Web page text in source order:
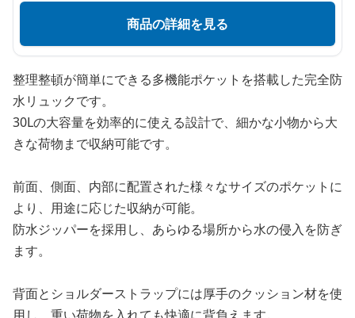
商品の詳細を見る
整理整頓が簡単にできる多機能ポケットを搭載した完全防
水リュックです。
30Lの大容量を効率的に使える設計で、細かな小物から大
きな荷物まで収納可能です。
前面、側面、内部に配置された様々なサイズのポケットに
より、用途に応じた収納が可能。
防水ジッパーを採用し、あらゆる場所から水の侵入を防ぎ
ます。
背面とショルダーストラップには厚手のクッション材を使